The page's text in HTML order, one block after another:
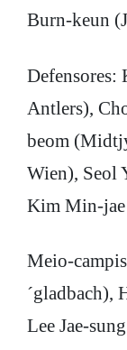
Burn-keun
Defensores:
Antlers),
beom
Wien), Seol
Kim Min-
Meio-
´gladbach),
Lee Jae-